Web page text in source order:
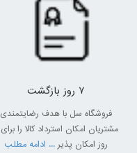
7 روز بازگشت
فروشگاه سل با هدف رضایتمندی
روز امکان پذیر... ادامه مطلب